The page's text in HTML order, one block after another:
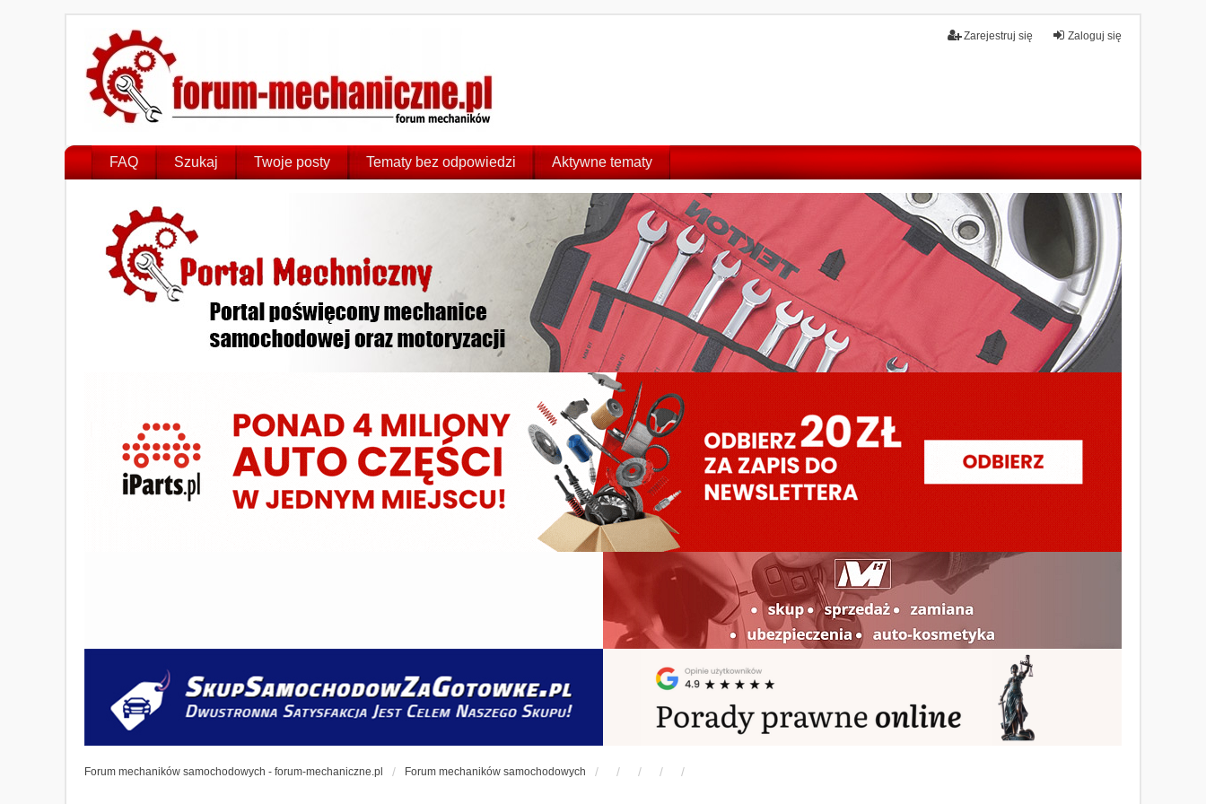
Zaloguj się
Zarejestruj się
FAQ Szukaj Twoje posty Tematy bez odpowiedzi Aktywne tematy
Forum mechaników samochodowych - forum-mechaniczne.pl Forum mechaników samochodowych